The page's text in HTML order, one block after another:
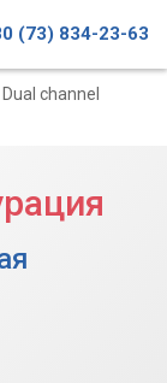
(73) 834-23-63
Dual channel